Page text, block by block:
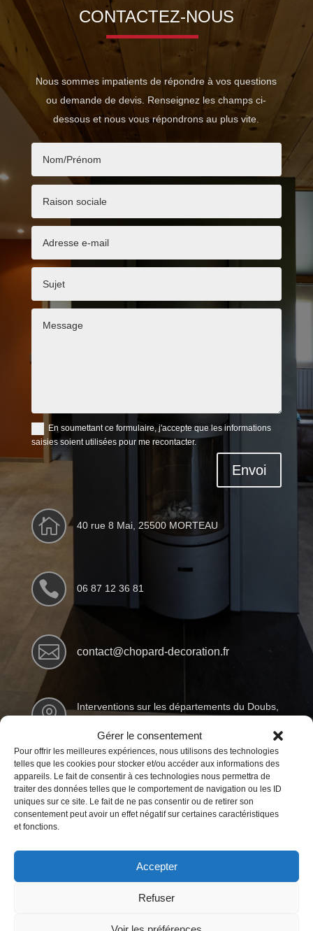
Gérer le consentement
Pour offrir les meilleures expériences, nous utilisons des technologies
telles que les cookies pour stocker et/ou accéder aux informations des
appareils. Le fait de consentir à ces technologies nous permettra de
traiter des données telles que le comportement de navigation ou les ID
uniques sur ce site. Le fait de ne pas consentir ou de retirer son
consentement peut avoir un effet négatif sur certaines caractéristiques
et fonctions.
Accepter
Refuser
CONTACTEZ-NOUS
Nous sommes impatients de répondre à vos questions
ou demande de devis. Renseignez les champs ci-
dessous et nous vous répondrons au plus vite.
En soumettant ce formulaire, j'accepte que les informations
saisies soient utilisées pour me recontacter.
Envoi
 40 rue 8 Mai, 25500 MORTEAU
 06 87 12 36 81
 contact@chopard-decoration.fr

Interventions sur les départements du Doubs,
Tous droits réservés ©2026